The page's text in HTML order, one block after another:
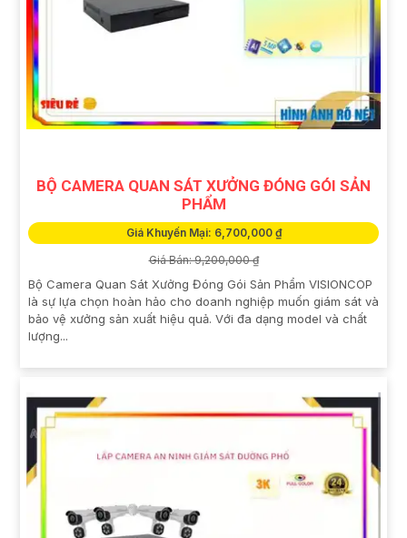
BỘ CAMERA QUAN SÁT XƯỞNG ĐÓNG GÓI SẢN
PHẨM
Giá Khuyến Mại: 6,700,000 ₫
Giá Bán: 9,200,000 ₫
Bộ Camera Quan Sát Xưởng Đóng Gói Sản Phẩm VISIONCOP
là sự lựa chọn hoàn hảo cho doanh nghiệp muốn giám sát và
bảo vệ xưởng sản xuất hiệu quả. Với đa dạng model và chất
lượng...